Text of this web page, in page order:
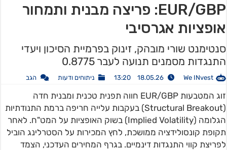
EUR/GBP: פריצה מבנית ותמחור
אופציות אגרסיבי
סנטימנט שורי מובהק, זינוק בפרמיית הסיכון ויעדי
התנגדות מסמנים תנועה לעבר 0.8775
We INvest
18.05.26 13:20 ניתוחים ודעות הגב
זוג המטבעות EUR/GBP חווה תפנית טכנית ומבנית חדה
(Structural Breakout) בעקבות עלייה חריפה ברמת התנודתיות
הגלומה (Implied Volatility) בשוק האופציות על המט"ח. לאחר
תקופת קונסולידציה ממושכת, לחץ המכירות על הסטרלינג הוביל
לפריצת קווי התנגדות דינמיים. בגרף המחירים העדכני, הצמד